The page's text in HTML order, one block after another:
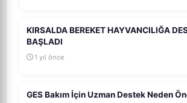
KIRSALDA BEREKET HAYVANCILIĞA
BAŞLADI
1 yıl önce
GES Bakım İçin Uzman Destek Neden